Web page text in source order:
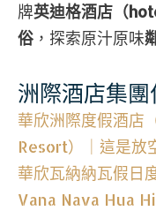
牌英迪格酒店（
俗 ，探索原汁原味
洲際酒店集
華欣洲際度假酒
Resort）｜這是放
華欣瓦納納瓦假
Vana Nava Hua